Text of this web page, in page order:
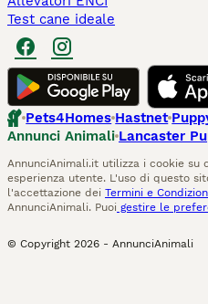
Test cane ideale
Pets4Homes Hastnet
Annunci Animali Lancaster
AnnunciAnimali.it utilizza i cookie
esperienza utente. L'uso di questo
l'accettazione dei Termini e
AnnunciAnimali. Puoi gestire le
© Copyright 2026 - AnnunciAnimali